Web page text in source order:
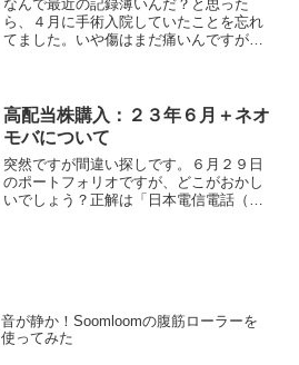
なんで最近の記録薄いんだ？と思った
ら、４月に手術入院していたことを忘れ
てました。いや傷はまだ痛いんですが、
８ 積水ハウス３００３ ヒュ...
高配当株購入：２３年６月＋ネオ
モバについて
突然ですが間違い探しです。６月２９日
のポートフォリオですが、どこがおかし
いでしょう？正解は「日本電信電話（９
音が静か！Soomloomの腹筋ローラーを
使ってみた